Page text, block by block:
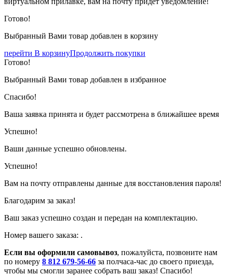
Готово!
Выбранный Вами товар добавлен в корзину
перейти В корзинуПродолжить покупки
Готово!
Выбранный Вами товар добавлен в избранное
Спасибо!
Ваша заявка принята и будет рассмотрена в ближайшее время
Успешно!
Ваши данные успешно обновлены.
Успешно!
Вам на почту отправлены данные для восстановления пароля!
Благодарим за заказ!
Ваш заказ успешно создан и передан на комплектацию.
Номер вашего заказа: .
Если вы оформили самовывоз, пожалуйста, позвоните нам
по номеру 8 812 679-56-66 за полчаса-час до своего приезда,
чтобы мы смогли заранее собрать ваш заказ! Спасибо!